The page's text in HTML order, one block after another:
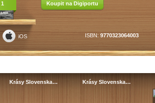
iOS ISBN: 9770323064003
1 Koupit na Digiportu
Krásy Slovenska… Krásy Slovenska…